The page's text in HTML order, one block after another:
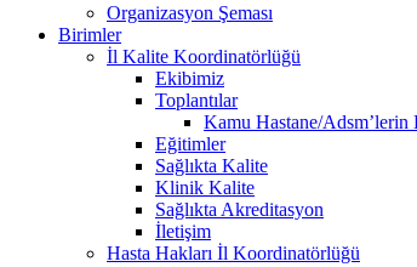
Organizasyon Şeması
Birimler
İl Kalite Koordinatörlüğü
Ekibimiz
Toplantılar
Kamu Hastane/Adsm’lerin
Eğitimler
Sağlıkta Kalite
Klinik Kalite
Sağlıkta Akreditasyon
İletişim
Hasta Hakları İl Koordinatörlüğü